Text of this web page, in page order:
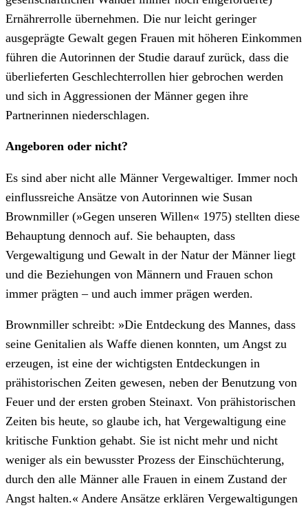
Ernährerrolle übernehmen. Die nur leicht geringer
ausgeprägte Gewalt gegen Frauen mit höheren Einkommen
führen die Autorinnen der Studie darauf zurück, dass die
überlieferten Geschlechterrollen hier gebrochen werden
und sich in Aggressionen der Männer gegen ihre
Partnerinnen niederschlagen.
Angeboren oder nicht?
Es sind aber nicht alle Männer Vergewaltiger. Immer noch
einflussreiche Ansätze von Autorinnen wie Susan
Brownmiller (»Gegen unseren Willen« 1975) stellten diese
Behauptung dennoch auf. Sie behaupten, dass
Vergewaltigung und Gewalt in der Natur der Männer liegt
und die Beziehungen von Männern und Frauen schon
immer prägten – und auch immer prägen werden.
Brownmiller schreibt: »Die Entdeckung des Mannes, dass
seine Genitalien als Waffe dienen konnten, um Angst zu
erzeugen, ist eine der wichtigsten Entdeckungen in
prähistorischen Zeiten gewesen, neben der Benutzung von
Feuer und der ersten groben Steinaxt. Von prähistorischen
Zeiten bis heute, so glaube ich, hat Vergewaltigung eine
kritische Funktion gehabt. Sie ist nicht mehr und nicht
weniger als ein bewusster Prozess der Einschüchterung,
durch den alle Männer alle Frauen in einem Zustand der
Angst halten.« Andere Ansätze erklären Vergewaltigungen